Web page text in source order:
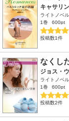
キャサリ
ライトノベ
1巻
600pt
投稿数1件
なくし
ジョス・
ライトノベ
1巻
600pt
投稿数2件